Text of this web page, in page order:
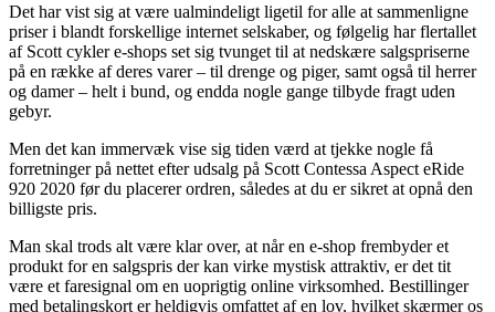
Det har vist sig at være ualmindeligt ligetil for alle at sammenligne
priser i blandt forskellige internet selskaber, og følgelig har flertallet
af Scott cykler e-shops set sig tvunget til at nedskære salgspriserne
på en række af deres varer – til drenge og piger, samt også til herrer
og damer – helt i bund, og endda nogle gange tilbyde fragt uden
gebyr.
Men det kan immervæk vise sig tiden værd at tjekke nogle få
forretninger på nettet efter udsalg på Scott Contessa Aspect eRide
920 2020 før du placerer ordren, således at du er sikret at opnå den
billigste pris.
Man skal trods alt være klar over, at når en e-shop frembyder et
produkt for en salgspris der kan virke mystisk attraktiv, er det tit
være et faresignal om en uoprigtig online virksomhed. Bestillinger
med betalingskort er heldigvis omfattet af en lov, hvilket skærmer os